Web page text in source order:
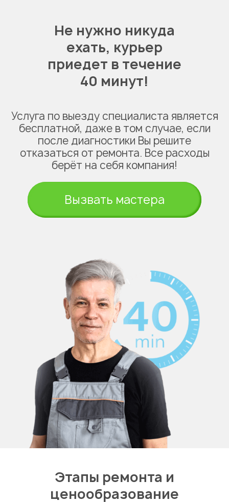
Не нужно никуда
ехать, курьер
приедет в течение
40 минут!
Услуга по выезду специалиста является
бесплатной, даже в том случае, если
после диагностики Вы решите
отказаться от ремонта. Все расходы
берёт на себя компания!
Вызвать мастера
Этапы ремонта и
ценообразование